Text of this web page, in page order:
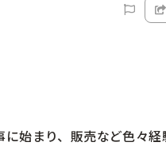
始まり、販売など色々